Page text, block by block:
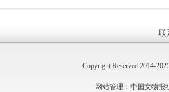
联
Copyright Reserved 2014-
网站管理：中国文物报